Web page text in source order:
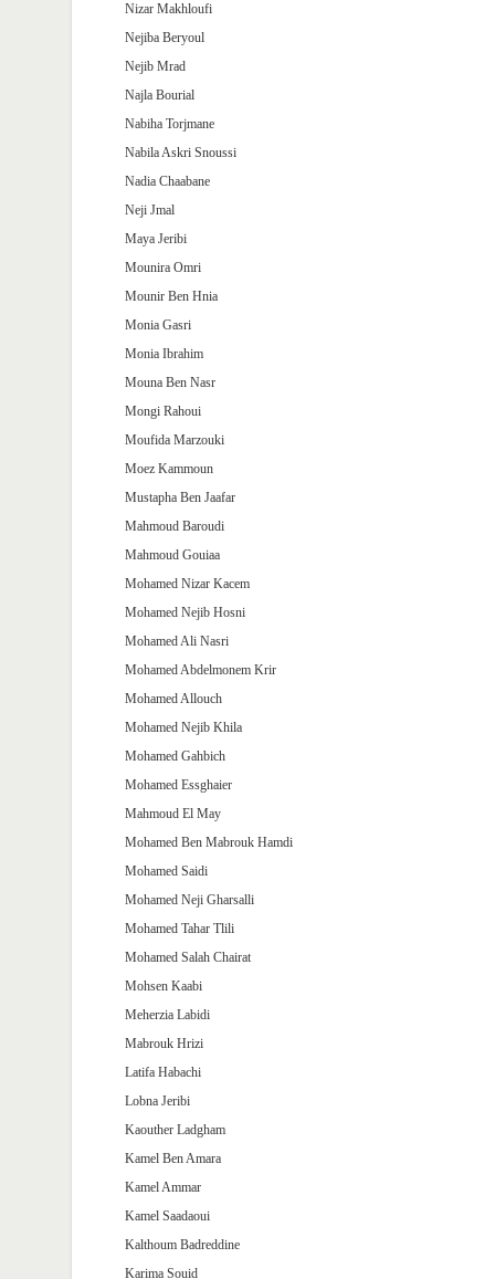
Nizar Makhloufi
Nejiba Beryoul
Nejib Mrad
Najla Bourial
Nabiha Torjmane
Nabila Askri Snoussi
Nadia Chaabane
Neji Jmal
Maya Jeribi
Mounira Omri
Mounir Ben Hnia
Monia Gasri
Monia Ibrahim
Mouna Ben Nasr
Mongi Rahoui
Moufida Marzouki
Moez Kammoun
Mustapha Ben Jaafar
Mahmoud Baroudi
Mahmoud Gouiaa
Mohamed Nizar Kacem
Mohamed Nejib Hosni
Mohamed Ali Nasri
Mohamed Abdelmonem Krir
Mohamed Allouch
Mohamed Nejib Khila
Mohamed Gahbich
Mohamed Essghaier
Mahmoud El May
Mohamed Ben Mabrouk Hamdi
Mohamed Saidi
Mohamed Neji Gharsalli
Mohamed Tahar Tlili
Mohamed Salah Chairat
Mohsen Kaabi
Meherzia Labidi
Mabrouk Hrizi
Latifa Habachi
Lobna Jeribi
Kaouther Ladgham
Kamel Ben Amara
Kamel Ammar
Kamel Saadaoui
Kalthoum Badreddine
Karima Souid